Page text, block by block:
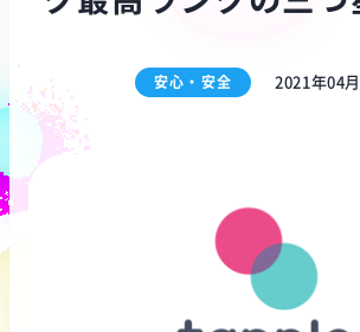
安心・安全 2021年04